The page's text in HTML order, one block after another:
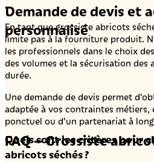
Demande de devis et
personnalisé
En tant que grossiste abricots
limite pas à la fourniture produit.
les professionnels dans le choix
des volumes et la sécurisation des
durée.
Une demande de devis permet
adaptée à vos contraintes métiers,
ponctuel ou d’un partenariat à
FAQ – Grossiste
Quels sont les critères pour
abricots séchés ?